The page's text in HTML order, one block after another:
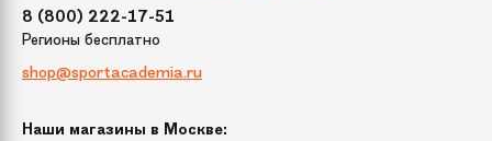
8 (800) 222-17-51
Регионы бесплатно
shop@sportacademia.ru
Наши магазины в Москве: